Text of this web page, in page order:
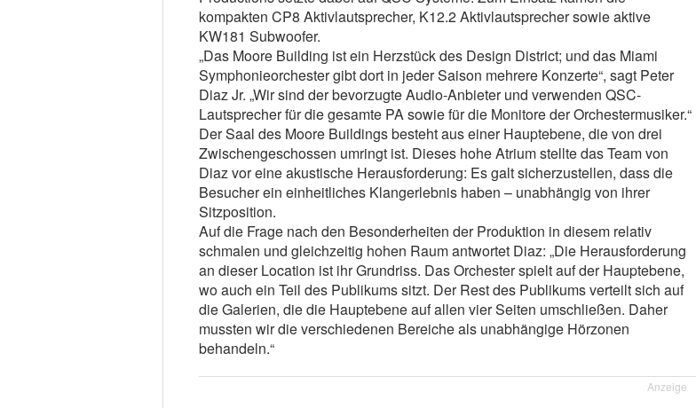
kompakten CP8 Aktivlautsprecher, K12.2 Aktivlautsprecher sowie aktive
KW181 Subwoofer.
„Das Moore Building ist ein Herzstück des Design District; und das Miami
Symphonieorchester gibt dort in jeder Saison mehrere Konzerte“, sagt Peter
Diaz Jr. „Wir sind der bevorzugte Audio-Anbieter und verwenden QSC-
Lautsprecher für die gesamte PA sowie für die Monitore der Orchestermusiker.“
Der Saal des Moore Buildings besteht aus einer Hauptebene, die von drei
Zwischengeschossen umringt ist. Dieses hohe Atrium stellte das Team von
Diaz vor eine akustische Herausforderung: Es galt sicherzustellen, dass die
Besucher ein einheitliches Klangerlebnis haben – unabhängig von ihrer
Sitzposition.
Auf die Frage nach den Besonderheiten der Produktion in diesem relativ
schmalen und gleichzeitig hohen Raum antwortet Diaz: „Die Herausforderung
an dieser Location ist ihr Grundriss. Das Orchester spielt auf der Hauptebene,
wo auch ein Teil des Publikums sitzt. Der Rest des Publikums verteilt sich auf
die Galerien, die die Hauptebene auf allen vier Seiten umschließen. Daher
mussten wir die verschiedenen Bereiche als unabhängige Hörzonen
behandeln.“
Anzeige